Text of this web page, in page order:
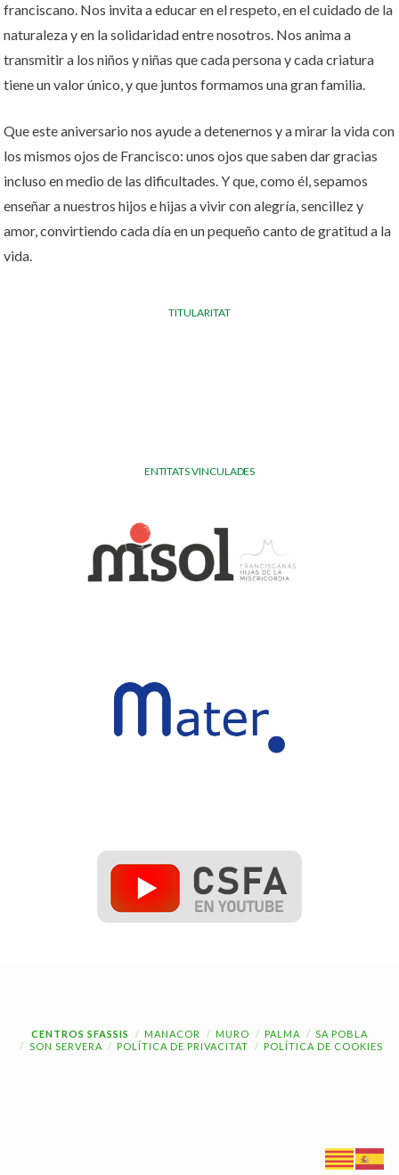
franciscano. Nos invita a educar en el respeto, en el cuidado de la
naturaleza y en la solidaridad entre nosotros. Nos anima a
transmitir a los niños y niñas que cada persona y cada criatura
tiene un valor único, y que juntos formamos una gran familia.
Que este aniversario nos ayude a detenernos y a mirar la vida con
los mismos ojos de Francisco: unos ojos que saben dar gracias
incluso en medio de las dificultades. Y que, como él, sepamos
enseñar a nuestros hijos e hijas a vivir con alegría, sencillez y
amor, convirtiendo cada día en un pequeño canto de gratitud a la
vida.
TITULARITAT
ENTITATS VINCULADES
CENTROS SFASSIS MANACOR MURO PALMA
SA POBLA
SON SERVERA
POLÍTICA DE PRIVACITAT POLÍTICA DE COOKIES